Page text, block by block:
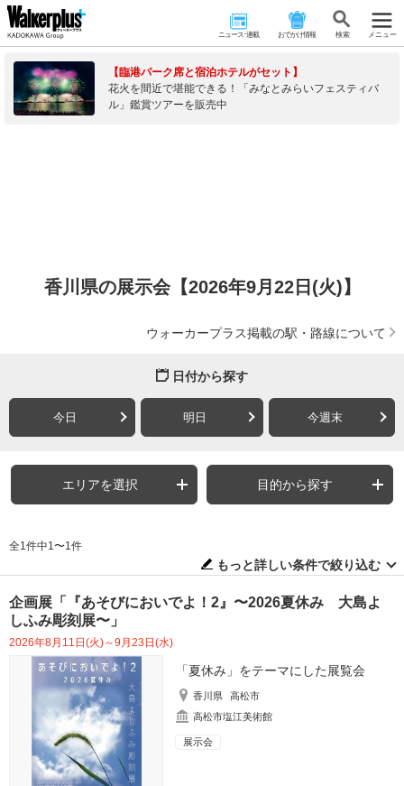
ニュース･連載 おでかけ情報 検 索 メニュー
【臨港パーク席と宿泊ホテルがセット】
花火を間近で堪能できる！「みなとみらいフェスティバ
ル」鑑賞ツアーを販売中
香川県の展示会【2026年9月22日(火)】
ウォーカープラス掲載の駅・路線について
日付から探す
今日 明日 今週末
エリアを選択 目的から探す
全1件中1〜1件
もっと詳しい条件で絞り込む
企画展「『あそびにおいでよ！2』〜2026夏休み 大島よ
しふみ彫刻展〜」
2026年8月11日(火)～9月23日(水)
「夏休み」をテーマにした展覧会
香川県
高松市
高松市塩江美術館
展示会